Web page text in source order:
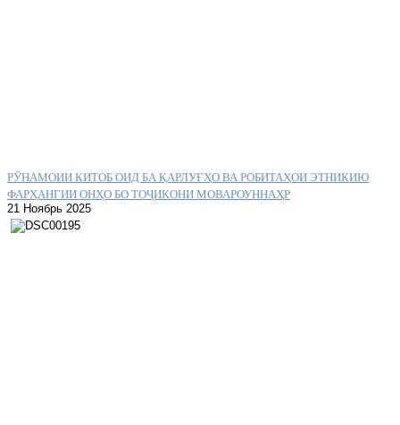
РӮНАМОИИ КИТОБ ОИД БА ҚАРЛУҒҲО ВА РОБИТАҲОИ ЭТНИКИЮ
ФАРҲАНГИИ ОНҲО БО ТОҶИКОНИ МОВАРОУННАҲР
21 Ноябрь 2025